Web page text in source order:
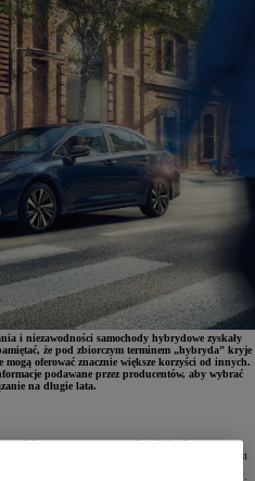
i niezawodności samochody hybrydowe zyskały
że pod zbiorczym terminem „hybryda” kryje
oferować znacznie większe korzyści od innych.
podawane przez producentów, aby wybrać
na długie lata.
produkowanym autem z napędem hybrydowym.
i lekką baterią okazało się doskonałym rozwiązaniem